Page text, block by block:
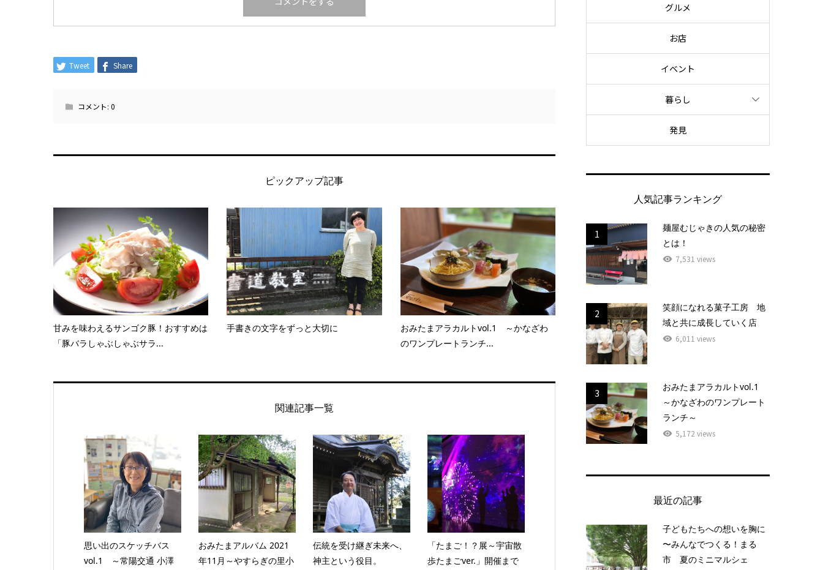
Tweet Share
コメント: 0
ピックアップ記事
甘みを味わえるサンゴク豚！おすすめは
「豚バラしゃぶしゃぶサラ...
手書きの文字をずっと大切に
おみたまアラカルトvol.1 ～かなざわ
のワンプレートランチ...
関連記事一覧
思い出のスケッチバス
vol.1 ～常陽交通 小澤
おみたまアルバム 2021
年11月～やすらぎの里小
伝統を受け継ぎ未来へ、
神主という役目。
「たまご！？展～宇宙散
歩たまごver.」開催まで
グルメ
お店
イベント
暮らし
発見
人気記事ランキング
1
麺屋むじゃきの人気の秘密
とは！
7,531 views
2
笑顔になれる菓子工房 地
域と共に成長していく店
6,011 views
3
おみたまアラカルトvol.1
～かなざわのワンプレート
ランチ～
5,172 views
最近の記事
子どもたちへの想いを胸に
〜みんなでつくる！まる
市 夏のミニマルシェ